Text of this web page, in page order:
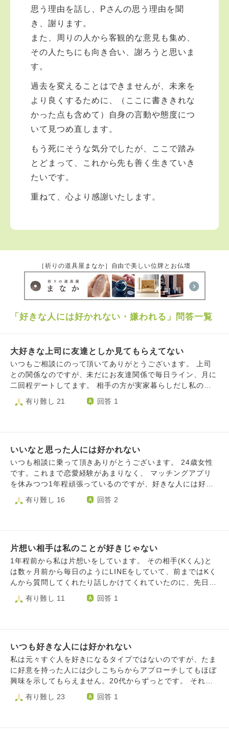
思う理由を話し、Pさんの思う理由を聞
き、謝ります。
また、周りの人から客観的な意見も集め、
その人たちにも向き合い、謝ろうと思いま
す。
過去を変えることはできませんが、未来を
より良くするために、（ここに書ききれな
かった点も含めて）自身の言動や態度につ
いて見つめ直します。
もう死にそうな気分でしたが、ここで踏み
とどまって、これから先も善く生きていき
たいです。
重ねて、心より感謝いたします。
［祈りの道具屋まなか］自由で美しい位牌とお仏壇
「好きな人には好かれない・嫌われる」問答一覧
大好きな上司に友達としか見てもらえてない
いつもご相談にのって頂いてありがとうございます。 上司
との関係なのですが、未だにお友達関係で毎日ライン、月に
二回程デートしてます。 相手の方が実家暮らしだし私の三
倍以上給料はいいです。 この間「○○のコンサート行かな
い？」と誘われ8000円するのです。 行きたかったので行く
が、こちらはパートで生活している独身生活。 相手には収
入とかは言ってませんがかなり厳しいです。 もしかして800
0円のライブも誘ってくれたけど割勘？だしてくれないか
も？と思ってしまいました。 毎回会ったら遊ぶお金や食事
間会った時も全て割勘にして一日5000円使いました。 相手
たいのですが、全て割勘が友達として割り切られてる気もす
るし、今遊びに行く時は貯金を崩してる状態です。 お金が
ないから暫く会うの辞めると言うのも今までお世話になった
上司だし失礼だよなと何かいい方法はないか悩んでます。
ので本当にお友達としての関係なんだろなぁと思うと、もう
有り難し 21 回答 1
いいなと思った人には好かれない
いつも相談に乗って頂きありがとうございます。 24歳女性
です。これまで恋愛経験があまりなく、 マッチングアプリ
を休みつつ1年程頑張っているのですが、好きな人には好か
れず、自分が気になっていない人には好かれます。上手くい
かない期間が長くて、いいなと思う人に会うと、どうせこの
ず3ヶ月程で別れてしまいました。 なかなか彼氏が出来ない
ので、周りの人に相談すると、理想が高いのではと言われ、
理想を下げよう下げようと頑張って付き合って好きになって
くれた人とお付き合いしてみたのですが、 付き合った3ヶ月
きませんでした 両思いの彼氏ができないことが凄くコンプ
も、この周りと比べる性格のせいで、頭でわかっていてもや
っぱり苦しいです。 もう、こういう星のもとに生まれたと
割り切るしかないのかなと諦めモードになってしまいます。
この苦しさはどうしたらいいのでしょうか？ 好かれるため
もやっぱり素直な自分では無い気がして、苦しい気がしま
有り難し 16 回答 2
片想い相手は私のことが好きじゃない
1年程前から私は片想いをしています。 その相手(Kくん)と
は数ヶ月前から毎日のようにLINEをしていて、前まではKく
んから質問してくれたり話しかけてくれていたのに、先日突
然素っ気なくなりました。 私が何を言っても「おっけ
ー！」「了解！」とか「それな！」としか言ってくれませ
し、苦しいので好きでいるのを辞めたいですが、そんな簡単
に嫌いにはなれない気がします。 私はこのままずっと寂し
い悲しいと思うしかないのでしょうか。 相手が話したくな
いと思うなら無理に話したいとも思いません。私は常に他人
う思われているのかを過剰に気にしてしまいます。 一体私
有り難し 11 回答 1
いつも好きな人には好かれない
私は元々すぐ人を好きになるタイプではないのですが、たま
に好意を持った人には少しこちらからアプローチしてもほぼ
興味を示してもらえません。20代からずっとです。 それは
チラッとしか話していない場合でも、それなりに会話をした
場合でもです。 それとは逆に私が興味を持てない方からは
有り難し 23 回答 1